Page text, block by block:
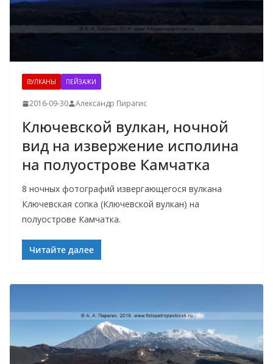
ВУЛКАНЫ ПЕЙЗАЖИ
2016-09-30 Александр Пирагис
Ключевской вулкан, ночной
вид на извержение исполина
на полуострове Камчатка
8 ночных фотографий извергающегося вулкана
Ключевская сопка (Ключевской вулкан) на
полуострове Камчатка.
Читайте далее